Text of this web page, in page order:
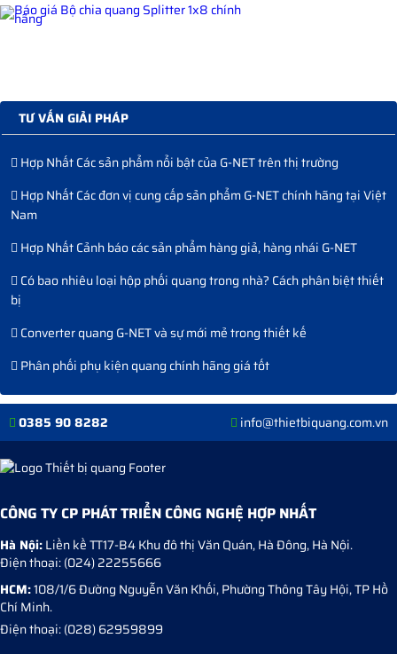
TƯ VẤN GIẢI PHÁP
Hợp Nhất Các sản phẩm nổi bật của G-NET trên thị trường
Hợp Nhất Các đơn vị cung cấp sản phẩm G-NET chính hãng tại Việt
Nam
Hợp Nhất Cảnh báo các sản phẩm hàng giả, hàng nhái G-NET
Có bao nhiêu loại hộp phối quang trong nhà? Cách phân biệt thiết
bị
Converter quang G-NET và sự mới mẻ trong thiết kế
Phân phối phụ kiện quang chính hãng giá tốt
0385 90 8282 info@thietbiquang.com.vn
CÔNG TY CP PHÁT TRIỂN CÔNG NGHỆ HỢP NHẤT
Hà Nội:Liền kề TT17-B4 Khu đô thị Văn Quán,Hà Đông,Hà Nội.
Điện thoại:(024) 22255666
HCM:108/1/6 Đường Nguyễn Văn Khối, Phường Thông Tây Hội, TP Hồ
Chí Minh.
Điện thoại:(028) 62959899